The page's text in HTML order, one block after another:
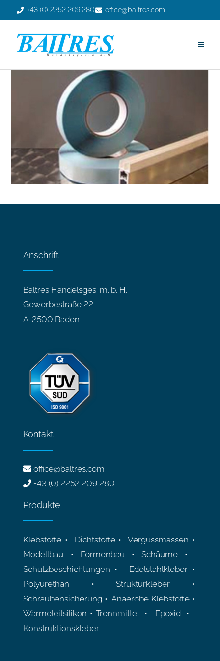
+43 (0) 2252 209 280 office@baltres.com
Anschrift
Baltres Handelsges. m. b. H.
Gewerbestraße 22
A-2500 Baden
Kontakt
office@baltres.com
+43 (0) 2252 209 280
Produkte
Klebstoffe • Dichtstoffe • Vergussmassen •
Modellbau • Formenbau • Schäume •
Schutzbeschichtungen • Edelstahlkleber •
Polyurethan • Strukturkleber •
Schraubensicherung • Anaerobe Klebstoffe •
Wärmeleitsilikon • Trennmittel • Epoxid •
Konstruktionskleber